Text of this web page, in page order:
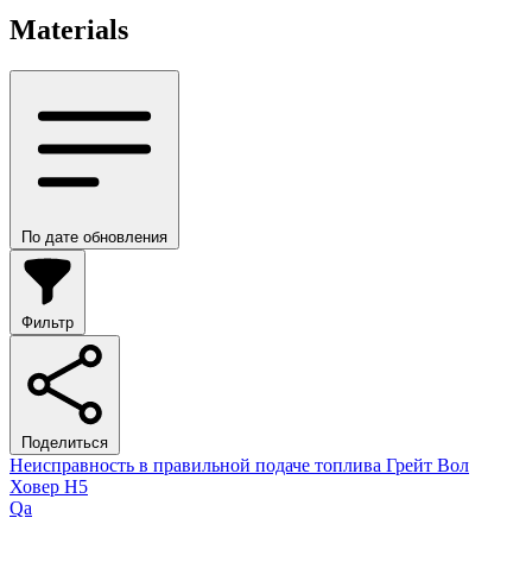
Materials
По дате обновления
Фильтр
Поделиться
Неисправность в правильной подаче топлива Грейт Вол
Ховер Н5
Qa